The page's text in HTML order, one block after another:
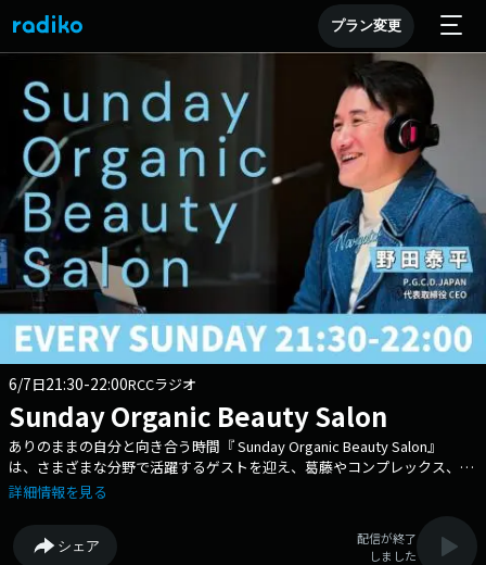
プラン変更
6/7日21:30-22:00RCCラジオ
Sunday Organic Beauty Salon
ありのままの自分と向き合う時間『 Sunday Organic Beauty Salon』
は、さまざまな分野で活躍するゲストを迎え、葛藤やコンプレックス、そ
れを乗り越えてきたストーリーからその人の美学を紐解きます。 明日か
Soup. あなたらしい『美しさ』を見つけるヒントをお届けします。
詳細情報を見る
シェア
配信が終了
しました